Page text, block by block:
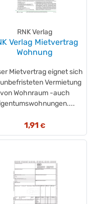
RNK Verlag
Verlag Mietvertrag
Wohnung
Mietvertrag eignet sich
Vermietung
von Wohnraum -auch
1,91 €